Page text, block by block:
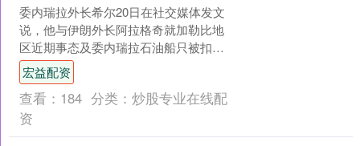
委内瑞拉外长希尔20日在社交媒体发文
说，他与伊朗外长阿拉格奇就加勒比地
区近期事态及委内瑞拉石油船只被扣押
等情况通了电话弘益配资，伊方表示愿
与委方在对抗美国威胁方....
宏益配资
查看： 184 分类： 炒股专业在线配
资